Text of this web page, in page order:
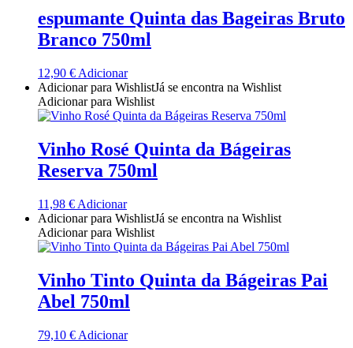
Quinta do Sobreiró Trás-os -Montes
Quinta Do Ventozelo - Douro
Quinta Dos Termos - Beira Interior
Quinta José Rodrigues - Humanitas
Rego Wines Beira interior
Só Vinha
Tapada de Coelheiros - Alentejo
Tiago Cabaço Alentejo
espumante Quinta das Bageiras Bruto
Branco 750ml
12,90 € Adicionar
Adicionar para WishlistJá se encontra na Wishlist
Adicionar para Wishlist
Vinho Rosé Quinta da Bágeiras
Reserva 750ml
11,98 € Adicionar
Adicionar para WishlistJá se encontra na Wishlist
Adicionar para Wishlist
Vinho Tinto Quinta da Bágeiras Pai
Abel 750ml
79,10 € Adicionar